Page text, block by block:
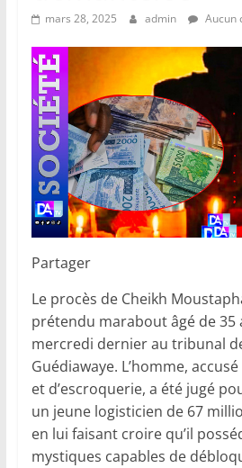
mars 28, 2025 admin Aucun
Partager
Le procès de Cheikh
prétendu marabout âgé de 35
mercredi dernier au tribunal
Guédiawaye. L’homme,
et d’escroquerie, a été jugé
un jeune logisticien de 67
en lui faisant croire qu’il
mystiques capables de